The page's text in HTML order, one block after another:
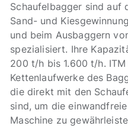
Schaufelbagger sind auf
Sand- und
und beim Ausbaggern
spezialisiert. Ihre
200 t/h bis 1.600 t/h.
Kettenlaufwerke des
die direkt mit den
sind, um die
Maschine zu